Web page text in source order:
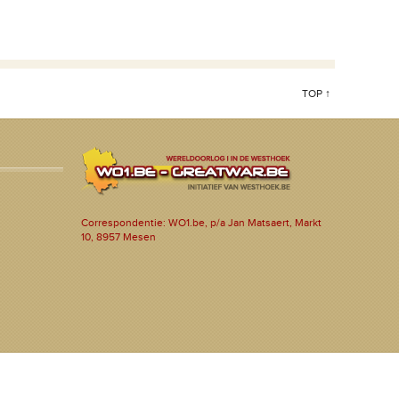
TOP ↑
Correspondentie: WO1.be, p/a Jan Matsaert, Markt
10, 8957 Mesen